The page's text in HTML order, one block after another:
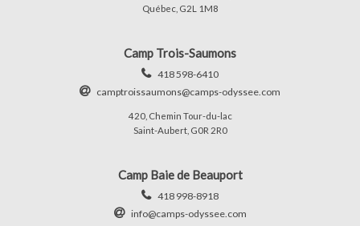
Québec, G2L 1M8
Camp Trois-Saumons
418 598-6410
camptroissaumons@camps-odyssee.com
420, Chemin Tour-du-lac
Saint-Aubert, G0R 2R0
Camp Baie de Beauport
418 998-8918
info@camps-odyssee.com